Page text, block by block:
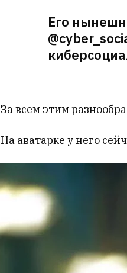
Его
За всем этим
На аватарке у него